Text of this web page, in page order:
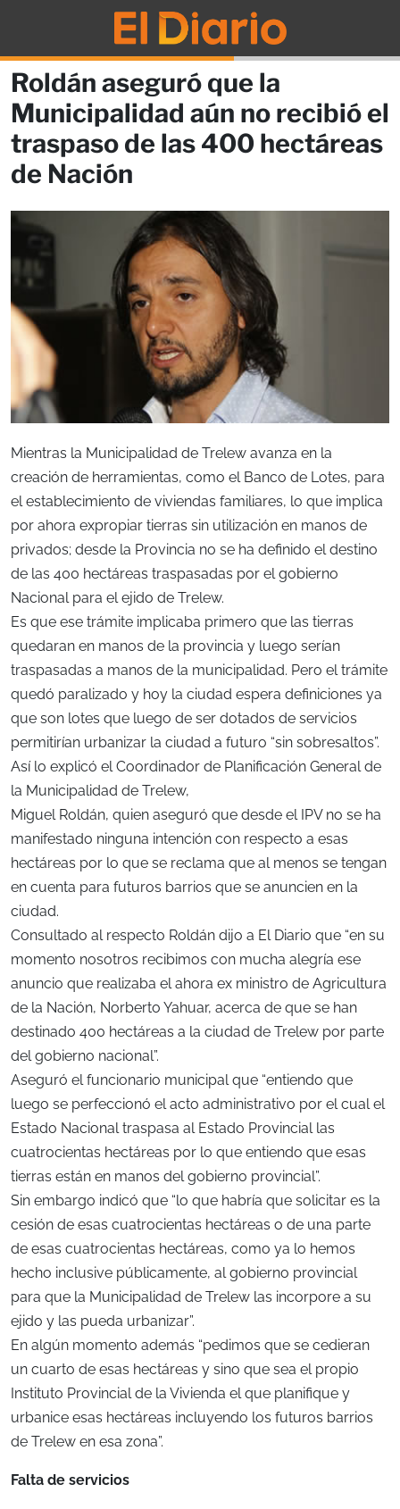
Roldán aseguró que la
Municipalidad aún no recibió el
traspaso de las 400 hectáreas
de Nación
Mientras la Municipalidad de Trelew avanza en la
creación de herramientas, como el Banco de Lotes, para
el establecimiento de viviendas familiares, lo que implica
por ahora expropiar tierras sin utilización en manos de
privados; desde la Provincia no se ha definido el destino
de las 400 hectáreas traspasadas por el gobierno
Nacional para el ejido de Trelew.
Es que ese trámite implicaba primero que las tierras
quedaran en manos de la provincia y luego serían
traspasadas a manos de la municipalidad. Pero el trámite
quedó paralizado y hoy la ciudad espera definiciones ya
que son lotes que luego de ser dotados de servicios
permitirían urbanizar la ciudad a futuro “sin sobresaltos”.
Así lo explicó el Coordinador de Planificación General de
la Municipalidad de Trelew,
Miguel Roldán, quien aseguró que desde el IPV no se ha
manifestado ninguna intención con respecto a esas
hectáreas por lo que se reclama que al menos se tengan
en cuenta para futuros barrios que se anuncien en la
ciudad.
Consultado al respecto Roldán dijo a El Diario que “en su
momento nosotros recibimos con mucha alegría ese
anuncio que realizaba el ahora ex ministro de Agricultura
de la Nación, Norberto Yahuar, acerca de que se han
destinado 400 hectáreas a la ciudad de Trelew por parte
del gobierno nacional”.
Aseguró el funcionario municipal que “entiendo que
luego se perfeccionó el acto administrativo por el cual el
Estado Nacional traspasa al Estado Provincial las
cuatrocientas hectáreas por lo que entiendo que esas
tierras están en manos del gobierno provincial”.
Sin embargo indicó que “lo que habría que solicitar es la
cesión de esas cuatrocientas hectáreas o de una parte
de esas cuatrocientas hectáreas, como ya lo hemos
hecho inclusive públicamente, al gobierno provincial
para que la Municipalidad de Trelew las incorpore a su
ejido y las pueda urbanizar”.
En algún momento además “pedimos que se cedieran
un cuarto de esas hectáreas y sino que sea el propio
Instituto Provincial de la Vivienda el que planifique y
urbanice esas hectáreas incluyendo los futuros barrios
de Trelew en esa zona”.
Falta de servicios